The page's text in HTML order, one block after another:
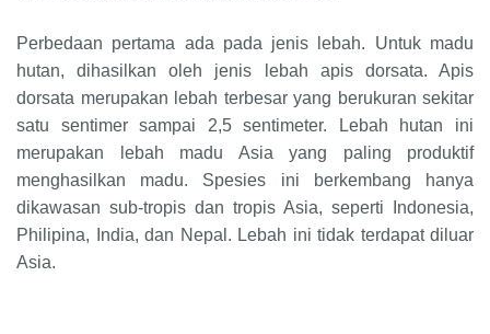
Perbedaan pertama ada pada jenis lebah. Untuk madu
hutan, dihasilkan oleh jenis lebah apis dorsata. Apis
dorsata merupakan lebah terbesar yang berukuran sekitar
satu sentimer sampai 2,5 sentimeter. Lebah hutan ini
merupakan lebah madu Asia yang paling produktif
menghasilkan madu. Spesies ini berkembang hanya
dikawasan sub-tropis dan tropis Asia, seperti Indonesia,
Philipina, India, dan Nepal. Lebah ini tidak terdapat diluar
Asia.